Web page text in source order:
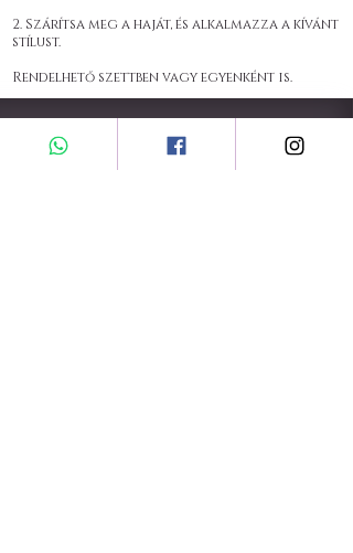
2. Szárítsa meg a haját, és alkalmazza a kívánt
stílust.
Rendelhető szettben vagy egyenként is.